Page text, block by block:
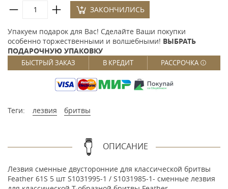
ЗАКОНЧИЛИСЬ
Упакуем подарок для Вас! Сделайте Ваши покупки
особенно торжественными и волшебными! ВЫБРАТЬ
ПОДАРОЧНУЮ УПАКОВКУ
БЫСТРЫЙ ЗАКАЗ В КРЕДИТ РАССРОЧКА
Теги: лезвия бритвы
ОПИСАНИЕ
Лезвия сменные двусторонние для классической бритвы
Feather 61S 5 шт S1031995-1 / S1031985-1- сменные лезвия